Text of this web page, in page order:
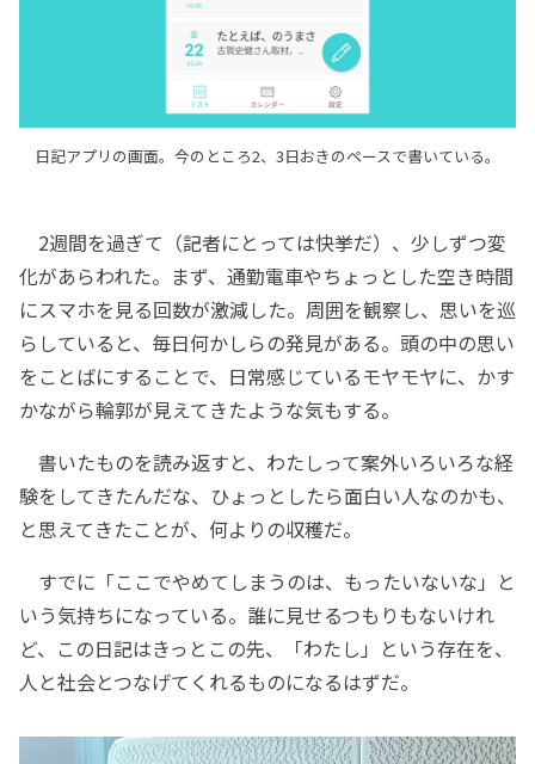
日記アプリの画面。今のところ2、3日おきのペースで書いている。
2週間を過ぎて（記者にとっては快挙だ）、少しずつ変
化があらわれた。まず、通勤電車やちょっとした空き時間
にスマホを見る回数が激減した。周囲を観察し、思いを巡
らしていると、毎日何かしらの発見がある。頭の中の思い
をことばにすることで、日常感じているモヤモヤに、かす
かながら輪郭が見えてきたような気もする。
書いたものを読み返すと、わたしって案外いろいろな経
験をしてきたんだな、ひょっとしたら面白い人なのかも、
と思えてきたことが、何よりの収穫だ。
すでに「ここでやめてしまうのは、もったいないな」と
いう気持ちになっている。誰に見せるつもりもないけれ
ど、この日記はきっとこの先、「わたし」という存在を、
人と社会とつなげてくれるものになるはずだ。